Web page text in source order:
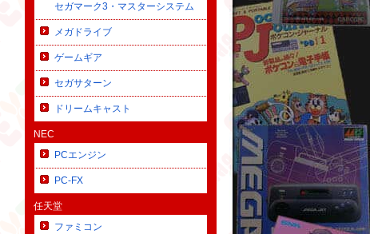
セガマーク3・マスターシステム
メガドライブ
ゲームギア
セガサターン
ドリームキャスト
NEC
PCエンジン
PC-FX
任天堂
ファミコン